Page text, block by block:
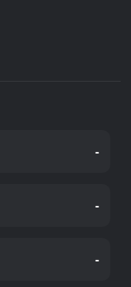
-
-
-